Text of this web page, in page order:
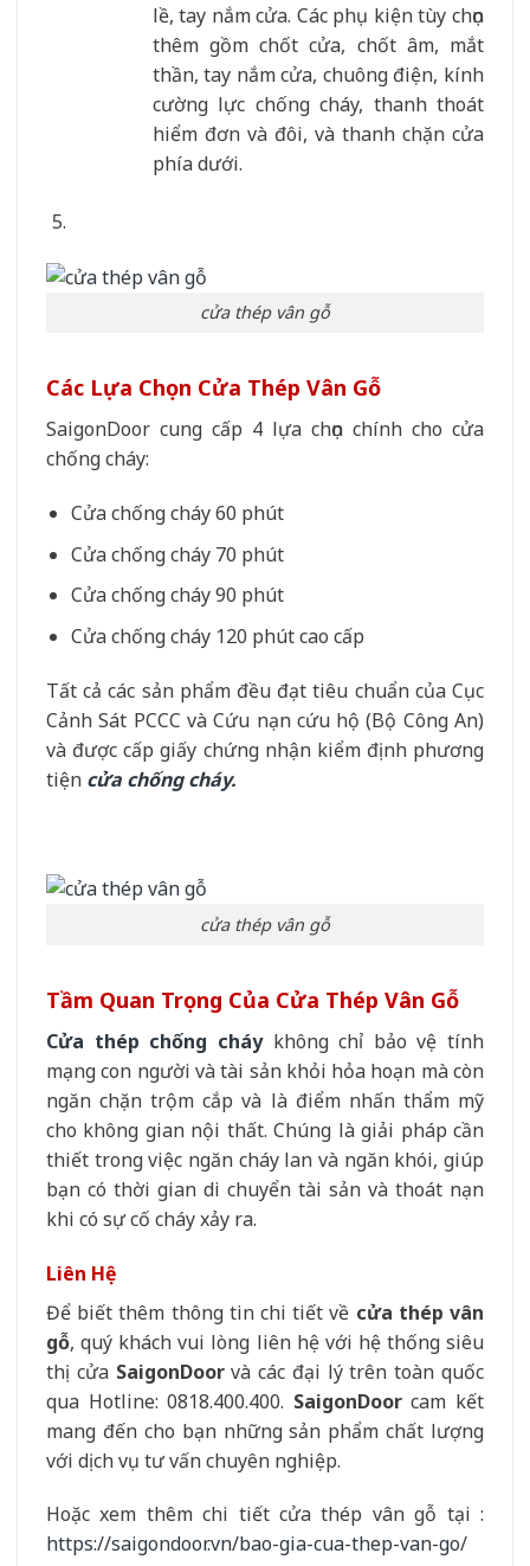
lề, tay nắm cửa. Các phụ kiện tùy chọn
thêm gồm chốt cửa, chốt âm, mắt
thần, tay nắm cửa, chuông điện, kính
cường lực chống cháy, thanh thoát
hiểm đơn và đôi, và thanh chặn cửa
phía dưới.
cửa thép vân gỗ
Các Lựa Chọn Cửa Thép Vân Gỗ
SaigonDoor cung cấp 4 lựa chọn chính cho cửa
chống cháy:
Cửa chống cháy 60 phút
Cửa chống cháy 70 phút
Cửa chống cháy 90 phút
Cửa chống cháy 120 phút cao cấp
Tất cả các sản phẩm đều đạt tiêu chuẩn của Cục
Cảnh Sát PCCC và Cứu nạn cứu hộ (Bộ Công An)
và được cấp giấy chứng nhận kiểm định phương
tiện cửa chống cháy.
cửa thép vân gỗ
Tầm Quan Trọng Của Cửa Thép Vân Gỗ
Cửa thép chống cháykhông chỉ bảo vệ tính
mạng con người và tài sản khỏi hỏa hoạn mà còn
ngăn chặn trộm cắp và là điểm nhấn thẩm mỹ
cho không gian nội thất. Chúng là giải pháp cần
thiết trong việc ngăn cháy lan và ngăn khói, giúp
bạn có thời gian di chuyển tài sản và thoát nạn
khi có sự cố cháy xảy ra.
Liên Hệ
Để biết thêm thông tin chi tiết về cửa thép vân
gỗ, quý khách vui lòng liên hệ với hệ thống siêu
thị cửa SaigonDoorvà các đại lý trên toàn quốc
qua Hotline: 0818.400.400. SaigonDoorcam kết
mang đến cho bạn những sản phẩm chất lượng
với dịch vụ tư vấn chuyên nghiệp.
Hoặc xem thêm chi tiết cửa thép vân gỗ tại :
https://saigondoor.vn/bao-gia-cua-thep-van-go/